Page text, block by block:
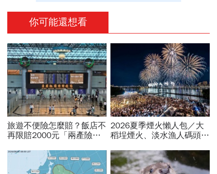
你可能還想看
旅遊不便險怎麼賠？飯店不
再限賠2000元「兩產險」
麼報？達人教戰旅平險理賠
2026夏季煙火懶人包／大
稻埕煙火、淡水漁人碼頭、
放時間、表演卡司、最佳觀
賞點必看